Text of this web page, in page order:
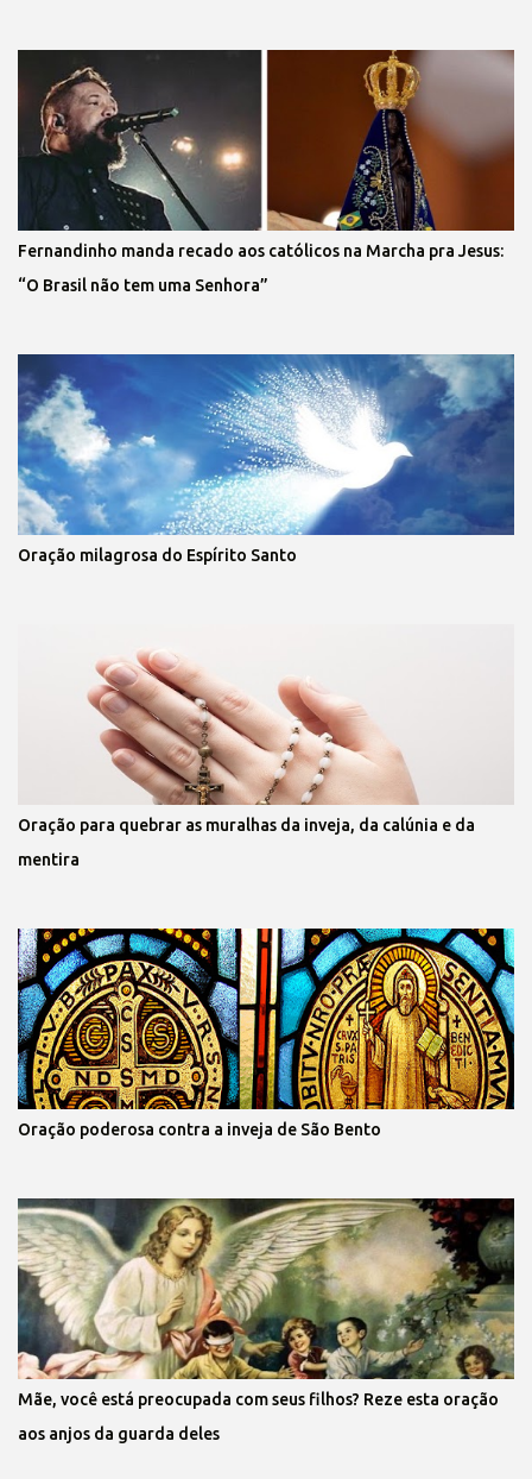
Fernandinho manda recado aos católicos na Marcha pra Jesus:
“O Brasil não tem uma Senhora”
Oração milagrosa do Espírito Santo
Oração para quebrar as muralhas da inveja, da calúnia e da
mentira
Oração poderosa contra a inveja de São Bento
Mãe, você está preocupada com seus filhos? Reze esta oração
aos anjos da guarda deles